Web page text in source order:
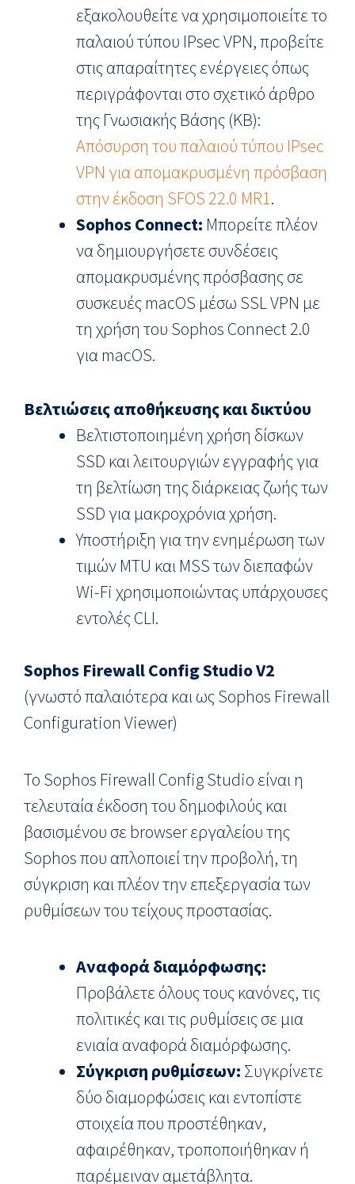
εξακολουθείτε να χρησιμοποιείτε το
παλαιού τύπου IPsec VPN, προβείτε
στις απαραίτητες ενέργειες όπως
περιγράφονται στο σχετικό άρθρο
της Γνωσιακής Βάσης (KB):
Απόσυρση του παλαιού τύπου IPsec
VPN για απομακρυσμένη πρόσβαση
στην έκδοση SFOS 22.0 MR1.
Sophos Connect: Μπορείτε πλέον
να δημιουργήσετε συνδέσεις
απομακρυσμένης πρόσβασης σε
συσκευές macOS μέσω SSL VPN με
τη χρήση του Sophos Connect 2.0
για macOS.
Βελτιώσεις αποθήκευσης και δικτύου
Βελτιστοποιημένη χρήση δίσκων
SSD και λειτουργιών εγγραφής για
τη βελτίωση της διάρκειας ζωής των
SSD για μακροχρόνια χρήση.
Υποστήριξη για την ενημέρωση των
τιμών MTU και MSS των διεπαφών
Wi-Fi χρησιμοποιώντας υπάρχουσες
εντολές CLI.
Sophos Firewall Config Studio V2
(γνωστό παλαιότερα και ως Sophos Firewall
Configuration Viewer)
Το Sophos Firewall Config Studio είναι η
τελευταία έκδοση του δημοφιλούς και
βασισμένου σε browser εργαλείου της
Sophos που απλοποιεί την προβολή, τη
σύγκριση και πλέον την επεξεργασία των
ρυθμίσεων του τείχους προστασίας.
Αναφορά διαμόρφωσης:
Προβάλετε όλους τους κανόνες, τις
πολιτικές και τις ρυθμίσεις σε μια
ενιαία αναφορά διαμόρφωσης.
Σύγκριση ρυθμίσεων: Συγκρίνετε
δύο διαμορφώσεις και εντοπίστε
στοιχεία που προστέθηκαν,
αφαιρέθηκαν, τροποποιήθηκαν ή
παρέμειναν αμετάβλητα.